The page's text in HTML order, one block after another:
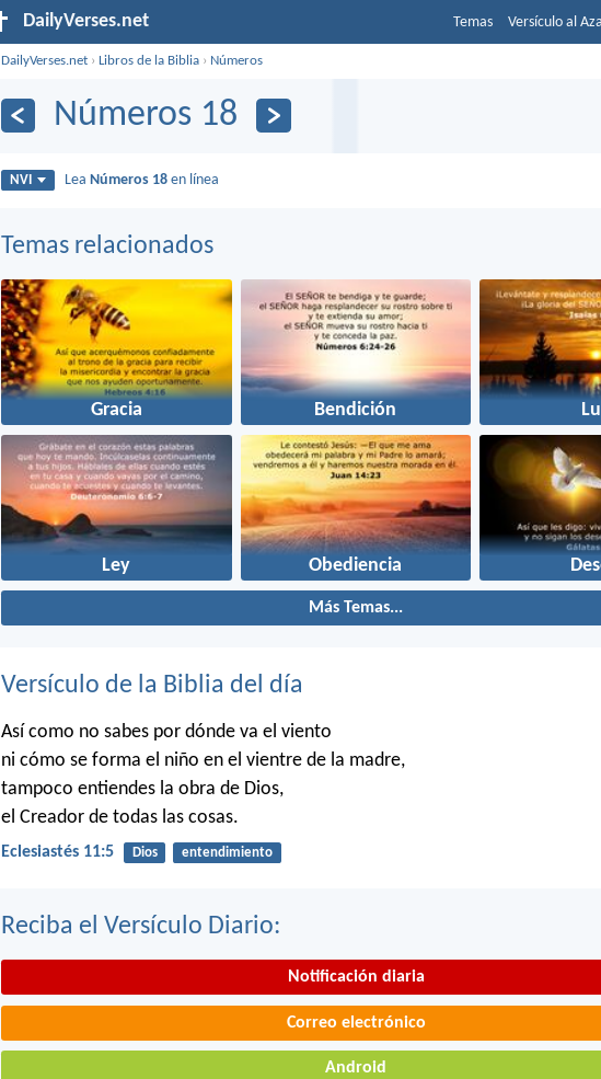
DailyVerses.net Temas Versículo al
DailyVerses.net ›Libros de la Biblia › Números
Números 18
NVI Lea Números 18 en línea
Temas relacionados
Gracia Bendición
Ley Obediencia
Más Temas...
Versículo de la Biblia del día
Así como no sabes por dónde va el viento
ni cómo se forma el niño en el vientre de la madre,
tampoco entiendes la obra de Dios,
el Creador de todas las cosas.
Eclesiastés 11:5 Dios entendimiento
Reciba el Versículo Diario:
Notificación diaria
Correo electrónico
Android